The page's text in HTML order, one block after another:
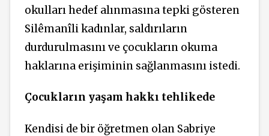
okulları hedef alınmasına tepki gösteren
Silêmanîli kadınlar, saldırıların
durdurulmasını ve çocukların okuma
haklarına erişiminin sağlanmasını istedi.
Çocukların yaşam hakkı tehlikede
Kendisi de bir öğretmen olan Sabriye